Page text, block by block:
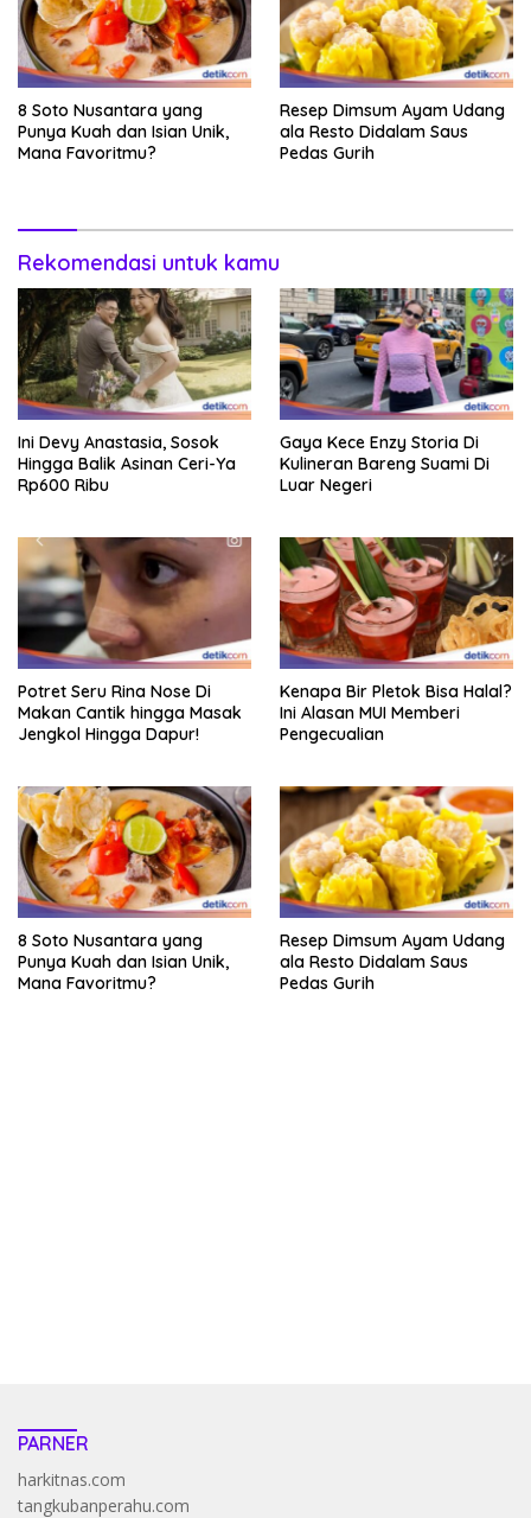
8 Soto Nusantara yang
Punya Kuah dan Isian Unik,
Mana Favoritmu?
Resep Dimsum Ayam Udang
ala Resto Didalam Saus
Pedas Gurih
Rekomendasi untuk kamu
Ini Devy Anastasia, Sosok
Hingga Balik Asinan Ceri-Ya
Rp600 Ribu
Gaya Kece Enzy Storia Di
Kulineran Bareng Suami Di
Luar Negeri
Potret Seru Rina Nose Di
Makan Cantik hingga Masak
Jengkol Hingga Dapur!
Kenapa Bir Pletok Bisa Halal?
Ini Alasan MUI Memberi
Pengecualian
8 Soto Nusantara yang
Punya Kuah dan Isian Unik,
Mana Favoritmu?
Resep Dimsum Ayam Udang
ala Resto Didalam Saus
Pedas Gurih
PARNER
harkitnas.com
tangkubanperahu.com